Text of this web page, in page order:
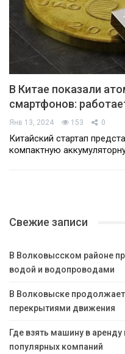
В Китае показали
смартфонов:
Янв 13, 2024 153 0
Китайский стартап
компактную
Свежие записи
В Волковысском районе
водой и водопроводами
В Волковыске
перекрытиями движения
Где взять машину в
популярных компаний